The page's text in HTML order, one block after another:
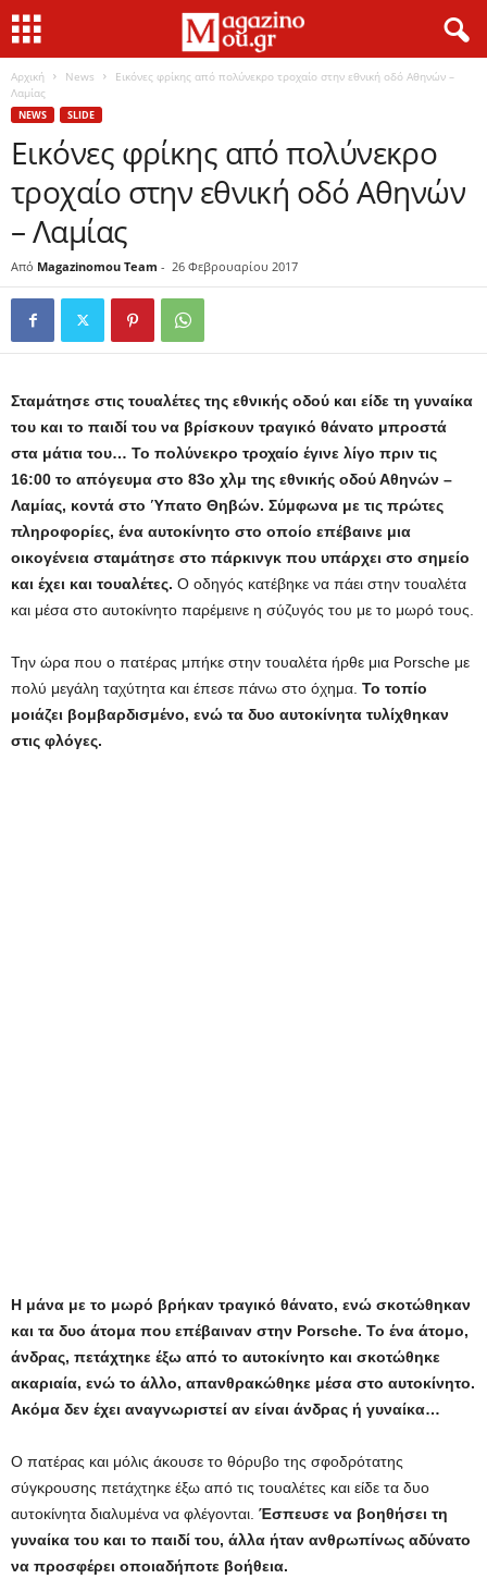
Αρχική News
Εικόνες φρίκης από πολύνεκρο τροχαίο στην εθνική οδό Αθηνών –
Λαμίας
NEWS SLIDE
Εικόνες φρίκης από πολύνεκρο
τροχαίο στην εθνική οδό Αθηνών
– Λαμίας
Από Magazinomou Team - 26 Φεβρουαρίου 2017
Σταμάτησε στις τουαλέτες της εθνικής οδού και είδε τη γυναίκα
του και το παιδί του να βρίσκουν τραγικό θάνατο μπροστά
στα μάτια του… Το πολύνεκρο τροχαίο έγινε λίγο πριν τις
16:00 το απόγευμα στο 83ο χλμ της εθνικής οδού Αθηνών –
Λαμίας, κοντά στο Ύπατο Θηβών. Σύμφωνα με τις πρώτες
πληροφορίες, ένα αυτοκίνητο στο οποίο επέβαινε μια
οικογένεια σταμάτησε στο πάρκινγκ που υπάρχει στο σημείο
και έχει και τουαλέτες. Ο οδηγός κατέβηκε να πάει στην τουαλέτα
και μέσα στο αυτοκίνητο παρέμεινε η σύζυγός του με το μωρό τους.
Την ώρα που ο πατέρας μπήκε στην τουαλέτα ήρθε μια Porsche με
πολύ μεγάλη ταχύτητα και έπεσε πάνω στο όχημα. Το τοπίο
μοιάζει βομβαρδισμένο, ενώ τα δυο αυτοκίνητα τυλίχθηκαν
στις φλόγες.
Η μάνα με το μωρό βρήκαν τραγικό θάνατο, ενώ σκοτώθηκαν
και τα δυο άτομα που επέβαιναν στην Porsche. Το ένα άτομο,
άνδρας, πετάχτηκε έξω από το αυτοκίνητο και σκοτώθηκε
ακαριαία, ενώ το άλλο, απανθρακώθηκε μέσα στο αυτοκίνητο.
Ακόμα δεν έχει αναγνωριστεί αν είναι άνδρας ή γυναίκα…
Ο πατέρας και μόλις άκουσε το θόρυβο της σφοδρότατης
σύγκρουσης πετάχτηκε έξω από τις τουαλέτες και είδε τα δυο
αυτοκίνητα διαλυμένα να φλέγονται. Έσπευσε να βοηθήσει τη
γυναίκα του και το παιδί του, άλλα ήταν ανθρωπίνως αδύνατο
να προσφέρει οποιαδήποτε βοήθεια.